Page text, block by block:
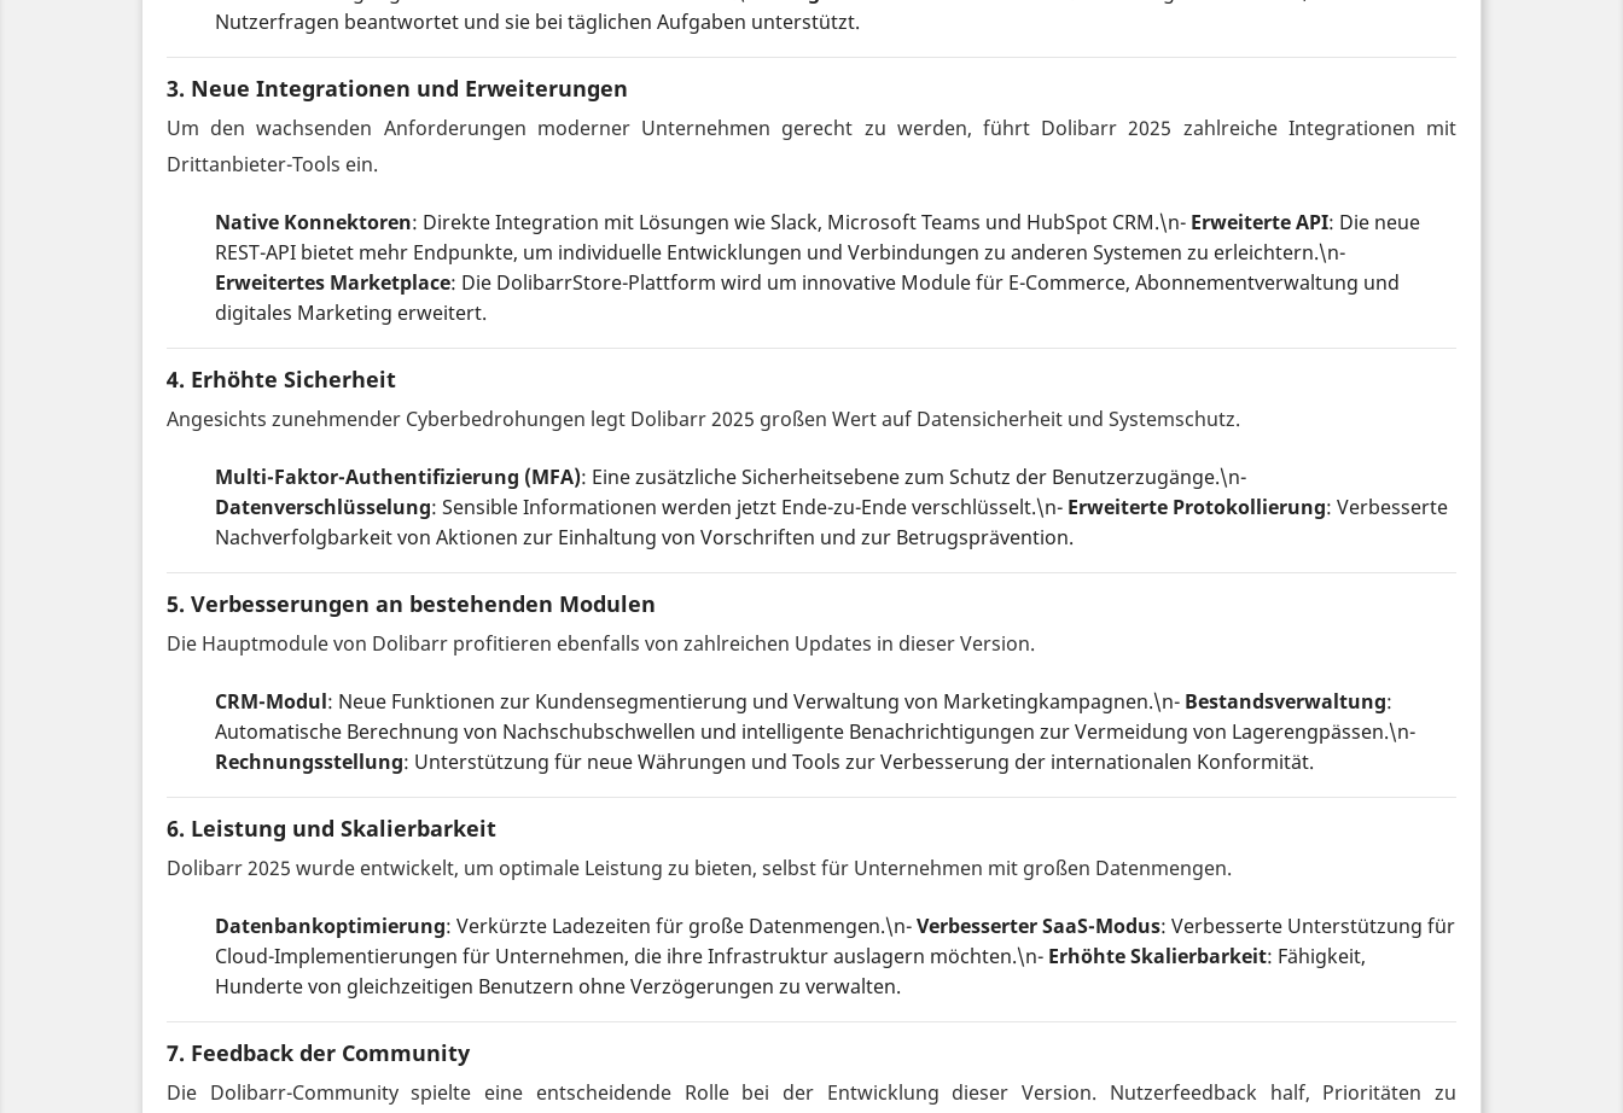
Nutzerfragen beantwortet und sie bei täglichen Aufgaben unterstützt.
3. Neue Integrationen und Erweiterungen
Um den wachsenden Anforderungen moderner Unternehmen gerecht zu werden, führt Dolibarr 2025 zahlreiche Integrationen mit
Drittanbieter-Tools ein.
Native Konnektoren: Direkte Integration mit Lösungen wie Slack, Microsoft Teams und HubSpot CRM.\n- Erweiterte API: Die neue
REST-API bietet mehr Endpunkte, um individuelle Entwicklungen und Verbindungen zu anderen Systemen zu erleichtern.\n-
Erweitertes Marketplace: Die DolibarrStore-Plattform wird um innovative Module für E-Commerce, Abonnementverwaltung und
digitales Marketing erweitert.
4. Erhöhte Sicherheit
Angesichts zunehmender Cyberbedrohungen legt Dolibarr 2025 großen Wert auf Datensicherheit und Systemschutz.
Multi-Faktor-Authentifizierung (MFA): Eine zusätzliche Sicherheitsebene zum Schutz der Benutzerzugänge.\n-
Datenverschlüsselung: Sensible Informationen werden jetzt Ende-zu-Ende verschlüsselt.\n- Erweiterte Protokollierung: Verbesserte
Nachverfolgbarkeit von Aktionen zur Einhaltung von Vorschriften und zur Betrugsprävention.
5. Verbesserungen an bestehenden Modulen
Die Hauptmodule von Dolibarr profitieren ebenfalls von zahlreichen Updates in dieser Version.
CRM-Modul: Neue Funktionen zur Kundensegmentierung und Verwaltung von Marketingkampagnen.\n- Bestandsverwaltung:
Automatische Berechnung von Nachschubschwellen und intelligente Benachrichtigungen zur Vermeidung von Lagerengpässen.\n-
Rechnungsstellung: Unterstützung für neue Währungen und Tools zur Verbesserung der internationalen Konformität.
6. Leistung und Skalierbarkeit
Dolibarr 2025 wurde entwickelt, um optimale Leistung zu bieten, selbst für Unternehmen mit großen Datenmengen.
Datenbankoptimierung: Verkürzte Ladezeiten für große Datenmengen.\n-Verbesserter SaaS-Modus: Verbesserte Unterstützung für
Cloud-Implementierungen für Unternehmen, die ihre Infrastruktur auslagern möchten.\n- Erhöhte Skalierbarkeit: Fähigkeit,
Hunderte von gleichzeitigen Benutzern ohne Verzögerungen zu verwalten.
7. Feedback der Community
Die Dolibarr-Community spielte eine entscheidende Rolle bei der Entwicklung dieser Version. Nutzerfeedback half, Prioritäten zu